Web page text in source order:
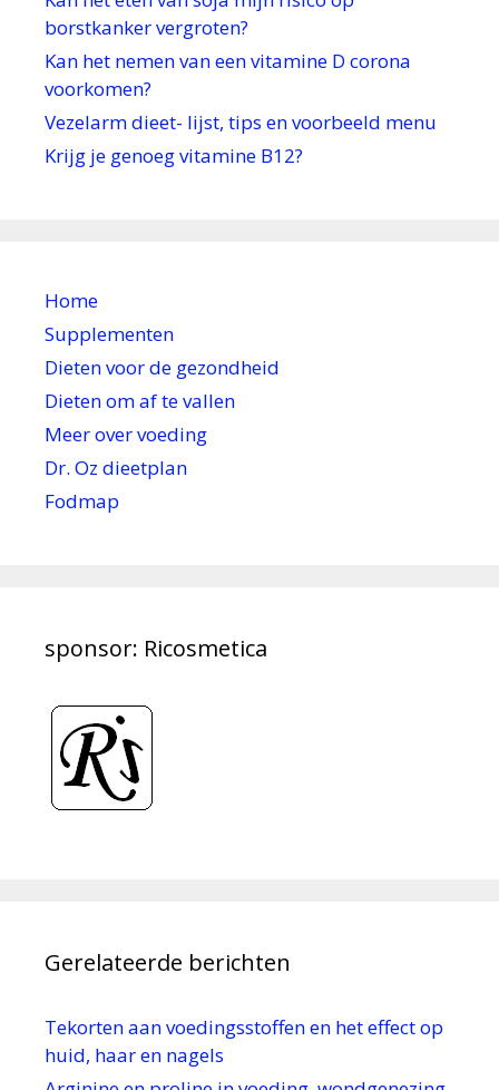
borstkanker vergroten?
Kan het nemen van een vitamine D corona
voorkomen?
Vezelarm dieet- lijst, tips en voorbeeld menu
Krijg je genoeg vitamine B12?
Home
Supplementen
Dieten voor de gezondheid
Dieten om af te vallen
Meer over voeding
Dr. Oz dieetplan
Fodmap
sponsor: Ricosmetica
Gerelateerde berichten
Tekorten aan voedingsstoffen en het effect op
huid, haar en nagels